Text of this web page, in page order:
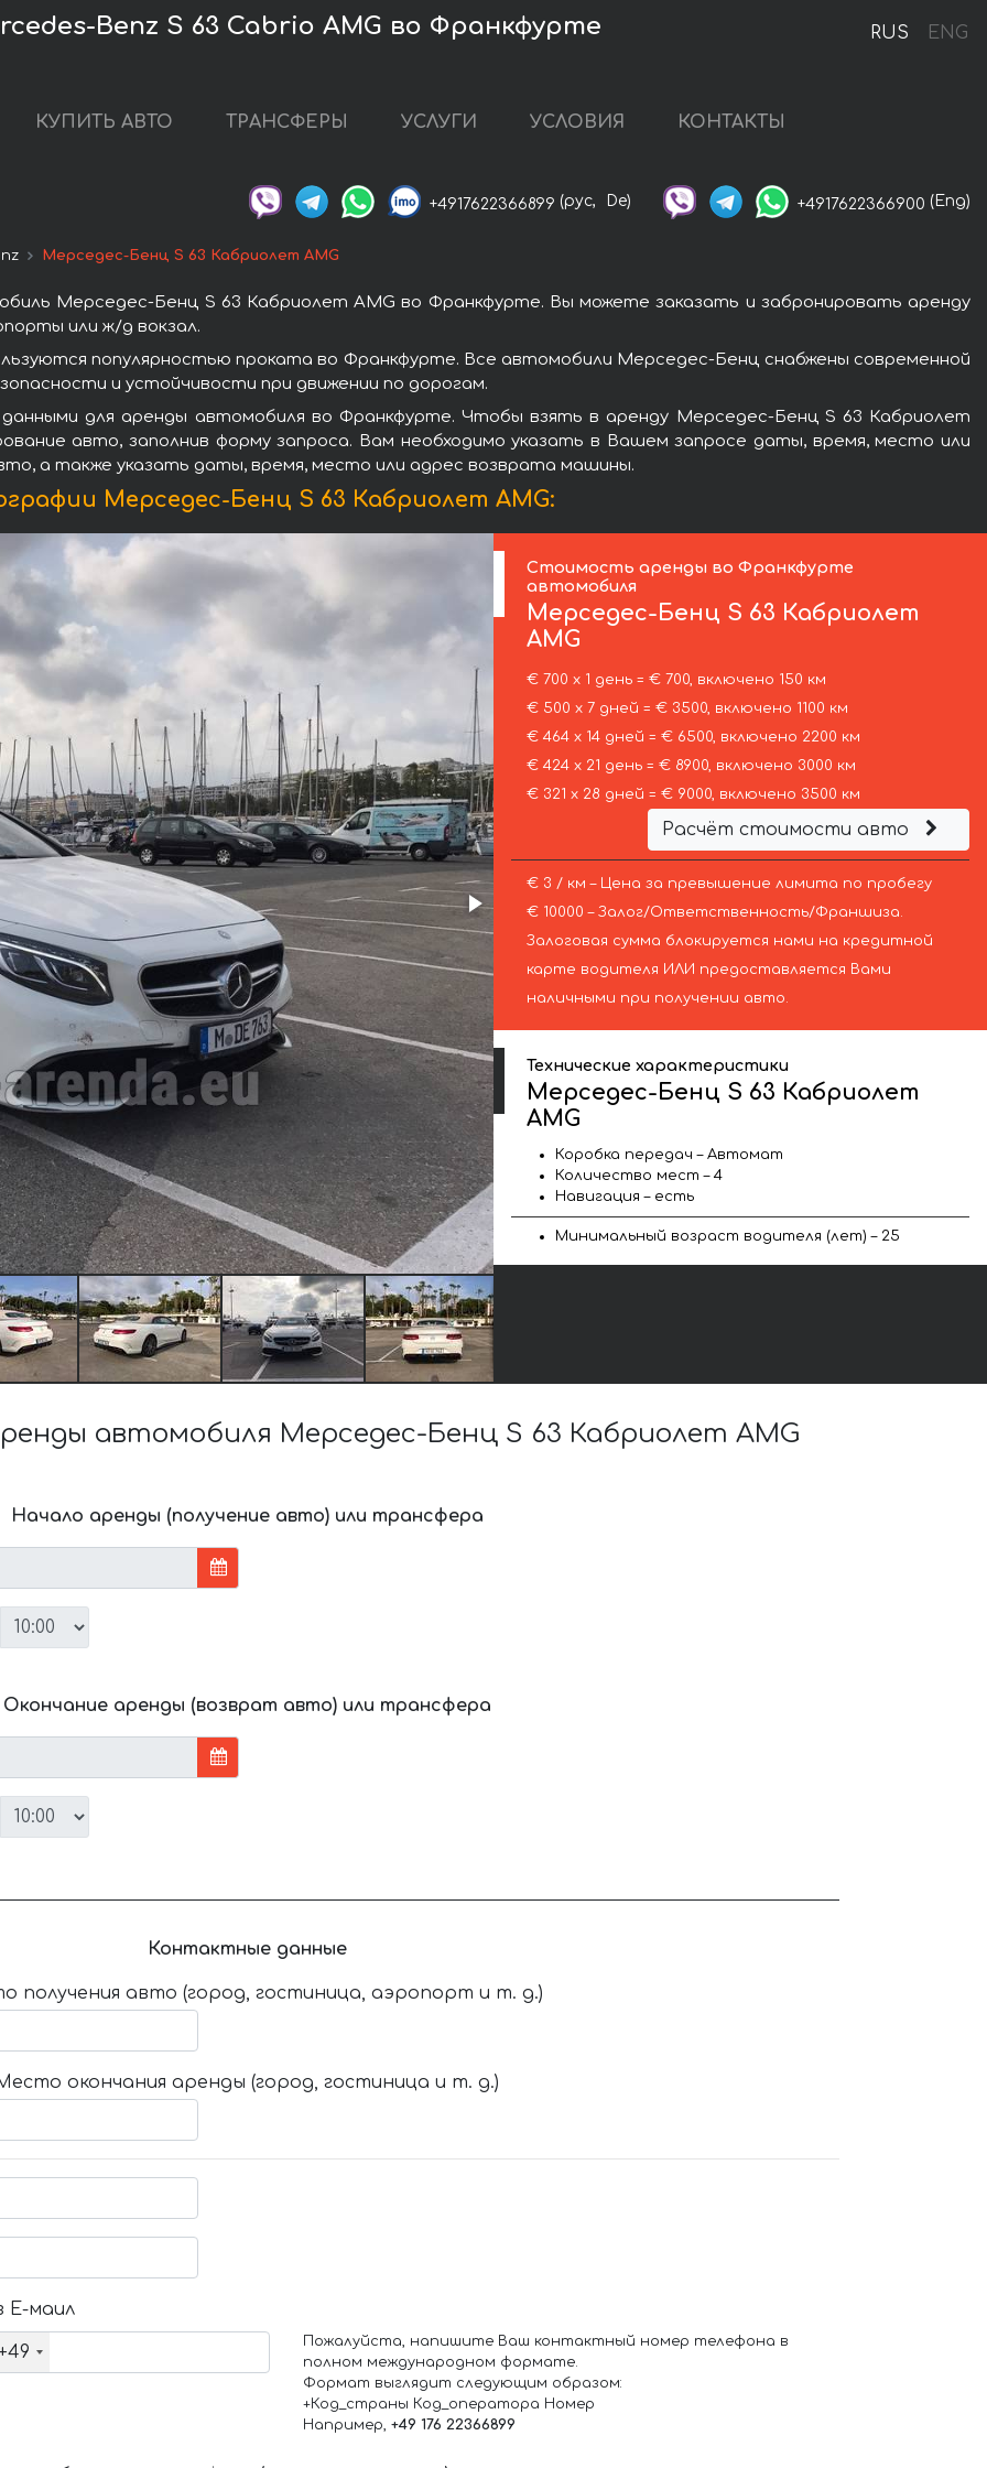
RUS ENG
Benz S 63 Cabrio AMG во Франкфурте
КУПИТЬ АВТО ТРАНСФЕРЫ УСЛУГИ УСЛОВИЯ КОНТАКТЫ
+4917622366899 (рус, De) +4917622366900 (Eng)
Мерседес-Бенц S 63 Кабриолет AMG
Мерседес-Бенц S 63 Кабриолет AMG во Франкфурте. Вы можете заказать и забронировать аренду
или ж/д вокзал.
популярностью проката во Франкфурте. Все автомобили Мерседес-Бенц снабжены современной
и устойчивости при движении по дорогам.
для аренды автомобиля во Франкфурте. Чтобы взять в аренду Мерседес-Бенц S 63 Кабриолет
авто, заполнив форму запроса. Вам необходимо указать в Вашем запросе даты, время, место или
а также указать даты, время, место или адрес возврата машины.
Мерседес-Бенц S 63 Кабриолет AMG:
Стоимость аренды во Франкфурте
автомобиля
Мерседес-Бенц S 63 Кабриолет
AMG
€ 700 х 1 день = € 700, включено 150 км
€ 500 х 7 дней = € 3500, включено 1100 км
€ 464 х 14 дней = € 6500, включено 2200 км
€ 424 х 21 день = € 8900, включено 3000 км
€ 321 х 28 дней = € 9000, включено 3500 км
Расчёт стоимости авто
€ 3 / км – Цена за превышение лимита по пробегу
€ 10000 – Залог/Ответственность/Франшиза.
Залоговая сумма блокируется нами на кредитной
карте водителя ИЛИ предоставляется Вами
наличными при получении авто.
Технические характеристики
Мерседес-Бенц S 63 Кабриолет
AMG
Коробка передач – Автомат
Количество мест – 4
Навигация – есть
Минимальный возраст водителя (лет) – 25
автомобиля Мерседес-Бенц S 63 Кабриолет AMG
Начало аренды (получение авто) или трансфера
Окончание аренды (возврат авто) или трансфера
Контактные данные
получения авто (город, гостиница, аэропорт и т. д.)
окончания аренды (город, гостиница и т. д.)
Е-маил
Пожалуйста, напишите Ваш контактный номер телефона в
полном международном формате.
Формат выглядит следующим образом:
+Код_страны Код_оператора Номер
Например, +49 176 22366899